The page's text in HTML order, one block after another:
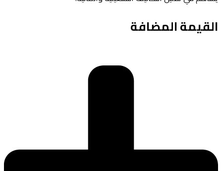
القيمة المضافة